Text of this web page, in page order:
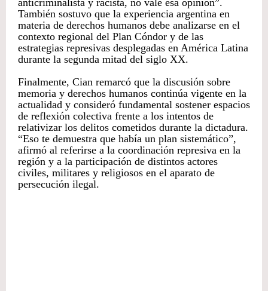
anticriminalista y racista, no vale esa opinión”.
También sostuvo que la experiencia argentina en
materia de derechos humanos debe analizarse en el
contexto regional del Plan Cóndor y de las
estrategias represivas desplegadas en América Latina
durante la segunda mitad del siglo XX.
Finalmente, Cian remarcó que la discusión sobre
memoria y derechos humanos continúa vigente en la
actualidad y consideró fundamental sostener espacios
de reflexión colectiva frente a los intentos de
relativizar los delitos cometidos durante la dictadura.
“Eso te demuestra que había un plan sistemático”,
afirmó al referirse a la coordinación represiva en la
región y a la participación de distintos actores
civiles, militares y religiosos en el aparato de
persecución ilegal.